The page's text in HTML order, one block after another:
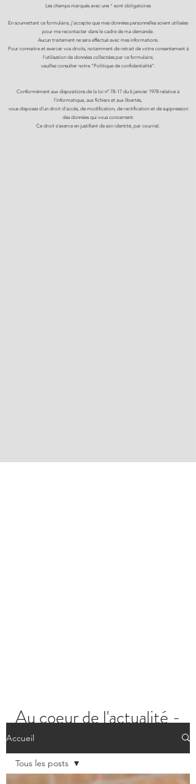
Les champs marqués avec une * sont obligatoires
En soumettant ce formulaire, j'accepte que mes données personnelles soient utilisées
pour me recontacter dans le cadre de ma demande.
Aucun traitement ne sera effectué avec mes informations.
Pour connaitre et exercer vos droits, notamment de retrait de votre consentement à
l'utilisation de données collectées par ce formulaire,
veuillez consulter notre "Politique de confidentialité".
Conformément aux dispositions de la loi n° 78-17 du 6 janvier 1978 relative à
l'informatique, aux fichiers et aux libertés,
vous disposez d'un droit d'accès, de modification, de rectification et de suppression
des données qui vous concernent.
Ce droit s'exerce en justifiant de son identité, par courriel.
Au coeur de l'actualité -
Accueil
Tous les posts